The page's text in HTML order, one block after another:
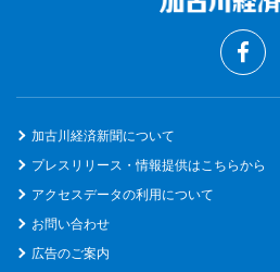
加古川経済新聞について
プレスリリース・情報提供はこちらから
アクセスデータの利用について
お問い合わせ
広告のご案内